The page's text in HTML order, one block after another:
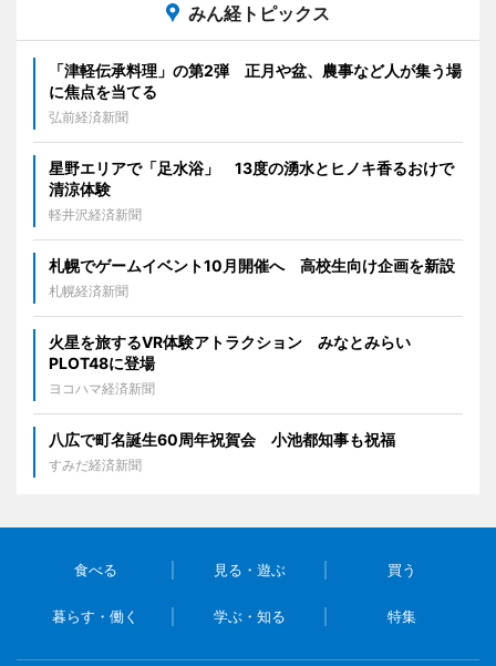
みん経トピックス
「津軽伝承料理」の第2弾 正月や盆、農事など人が集う場
に焦点を当てる
弘前経済新聞
星野エリアで「足水浴」 13度の湧水とヒノキ香るおけで
清涼体験
軽井沢経済新聞
札幌でゲームイベント10月開催へ 高校生向け企画を新設
札幌経済新聞
火星を旅するVR体験アトラクション みなとみらい
PLOT48に登場
ヨコハマ経済新聞
八広で町名誕生60周年祝賀会 小池都知事も祝福
すみだ経済新聞
食べる 見る・遊ぶ 買う
暮らす・働く 学ぶ・知る 特集